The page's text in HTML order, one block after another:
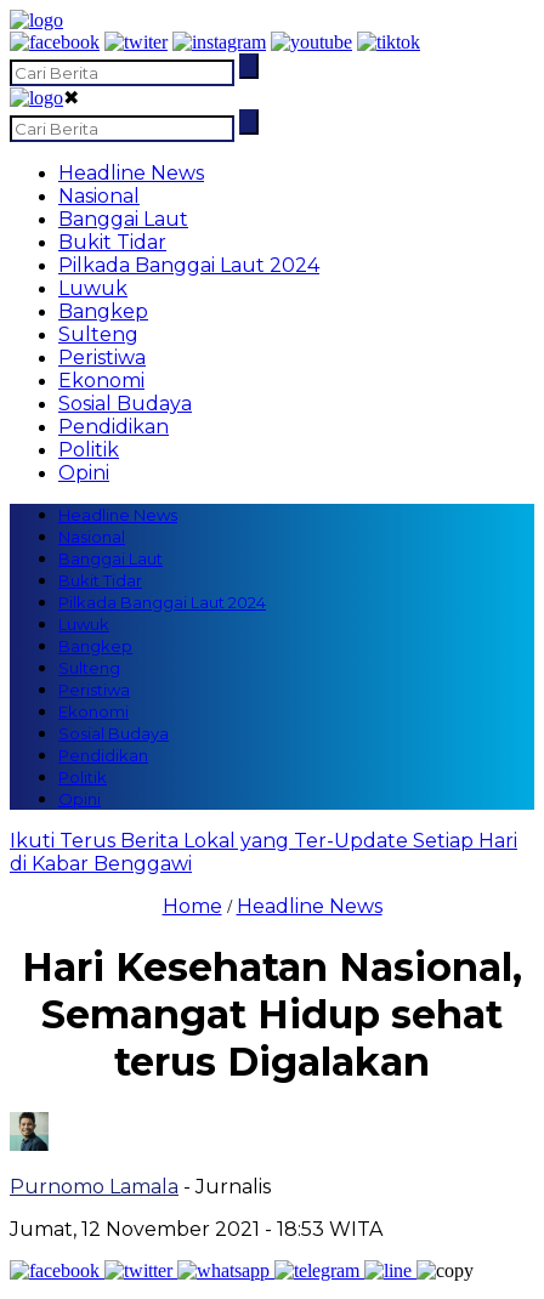
✖
Headline News
Nasional
Banggai Laut
Bukit Tidar
Pilkada Banggai Laut 2024
Luwuk
Bangkep
Sulteng
Peristiwa
Ekonomi
Sosial Budaya
Pendidikan
Politik
Opini
Headline News
Nasional
Banggai Laut
Bukit Tidar
Pilkada Banggai Laut 2024
Luwuk
Bangkep
Sulteng
Peristiwa
Ekonomi
Sosial Budaya
Pendidikan
Politik
Opini
Ikuti Terus Berita Lokal yang Ter-Update Setiap Hari
di Kabar Benggawi
Home / Headline News
Hari Kesehatan Nasional,
Semangat Hidup sehat
terus Digalakan
Purnomo Lamala - Jurnalis
Jumat, 12 November 2021 - 18:53 WITA